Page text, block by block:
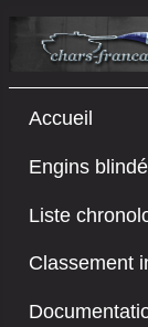
Accueil
Engins
Liste
Classement